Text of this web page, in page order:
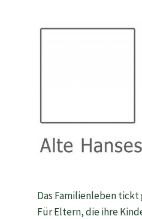
Das Familienleben tickt
Für Eltern, die ihre